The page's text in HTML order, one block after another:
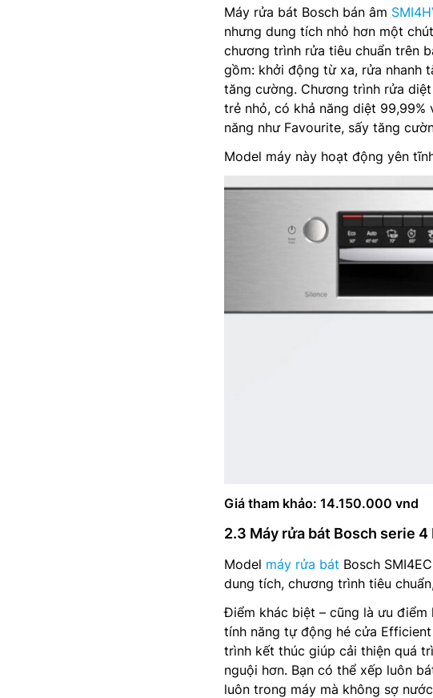
Máy rửa bát Bosch bán âm
nhưng dung tích nhỏ hơn một
chương trình rửa tiêu chuẩn trên
gồm: khởi động từ xa, rửa nhanh
tăng cường. Chương trình rửa
trẻ nhỏ, có khả năng diệt
năng như Favourite, sấy tăng
Model máy này hoạt động yên
Giá tham khảo: 14.150.000 vnd
2.3 Máy rửa bát Bosch serie 4
Model máy rửa bát Bosch
dung tích, chương trình tiêu
Điểm khác biệt – cũng là ưu điểm
tính năng tự động hé cửa
trình kết thúc giúp cải thiện quá
nguội hơn. Bạn có thể xếp luôn
luôn trong máy mà không sợ